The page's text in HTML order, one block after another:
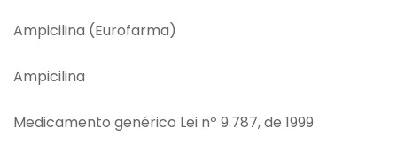
Ampicilina (Eurofarma)
Ampicilina
Medicamento genérico Lei nº 9.787, de 1999